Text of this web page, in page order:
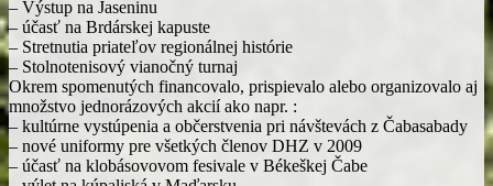
– Výstup na Jaseninu
– účasť na Brdárskej kapuste
– Stretnutia priateľov regionálnej histórie
– Stolnotenisový vianočný turnaj
Okrem spomenutých financovalo, prispievalo alebo organizovalo aj
množstvo jednorázových akcií ako napr. :
– kultúrne vystúpenia a občerstvenia pri návštevách z Čabasabady
– nové uniformy pre všetkých členov DHZ v 2009
– účasť na klobásovovom fesivale v Békeškej Čabe